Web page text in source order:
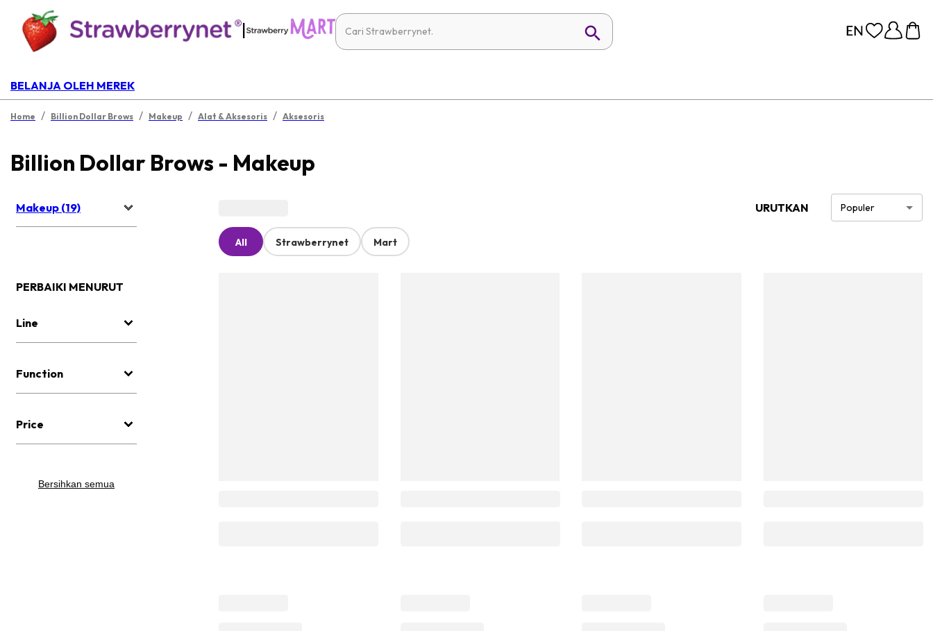
|
BELANJA OLEH MEREK
Home / Billion Dollar Brows / Makeup / Alat & Aksesoris / Aksesoris
Billion Dollar Brows - Makeup
Makeup (19)
PERBAIKI MENURUT
Line
Function
Price
Bersihkan semua
URUTKAN Populer
All Strawberrynet Mart